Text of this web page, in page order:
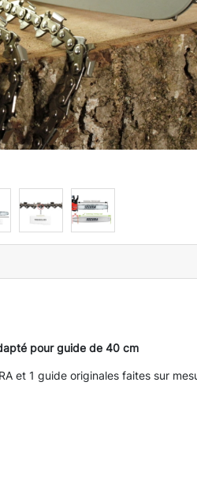
pour guide de 40 cm
et 1 guide originales faites sur